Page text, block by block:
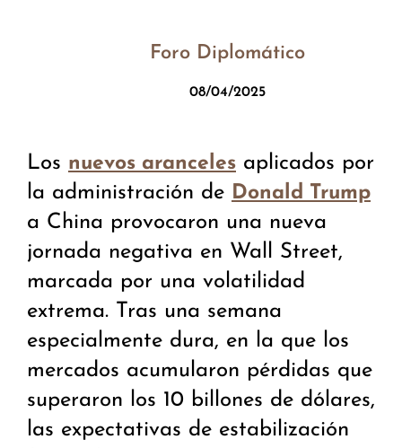
Foro Diplomático
08/04/2025
Los nuevos aranceles aplicados por
la administración de Donald Trump
a China provocaron una nueva
jornada negativa en Wall Street,
marcada por una volatilidad
extrema. Tras una semana
especialmente dura, en la que los
mercados acumularon pérdidas que
superaron los 10 billones de dólares,
las expectativas de estabilización